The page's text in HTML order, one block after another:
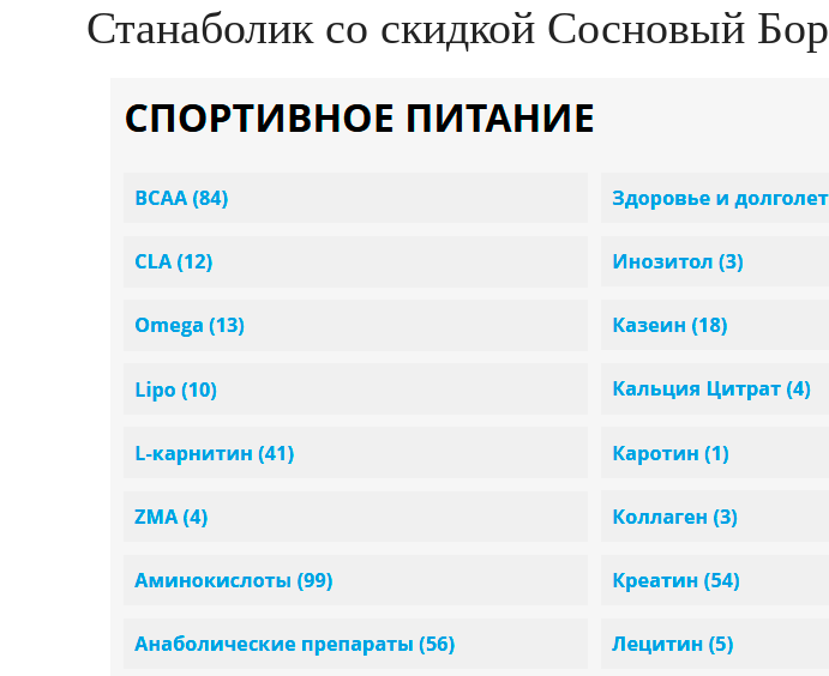
Станаболик со скидкой Сосновый Бор